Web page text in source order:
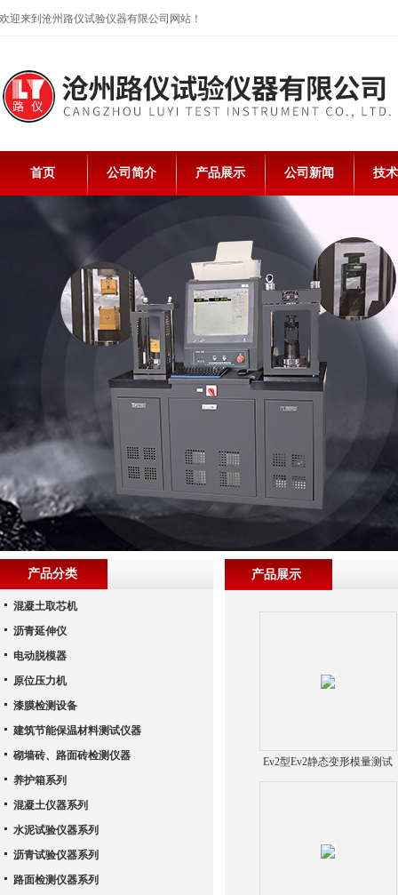
欢迎来到沧州路仪试验仪器有限公司网站！
首页 公司简介 产品展示 公司新闻 技
产品展示
Ev2型Ev2静态变形模量测试
产品分类
混凝土取芯机
沥青延伸仪
电动脱模器
原位压力机
漆膜检测设备
建筑节能保温材料测试仪器
砌墙砖、路面砖检测仪器
养护箱系列
混凝土仪器系列
水泥试验仪器系列
沥青试验仪器系列
路面检测仪器系列